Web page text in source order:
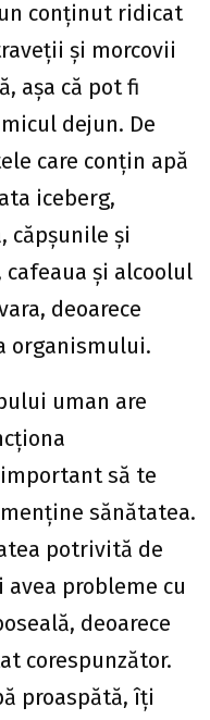
conținut ridicat
și morcovii
așa că pot fi
dejun. De
care conțin apă
iceberg,
căpșunile și
cafeaua și alcoolul
deoarece
organismului.
uman are
important să te
sănătatea.
potrivită de
probleme cu
deoarece
corespunzător.
proaspătă, îți